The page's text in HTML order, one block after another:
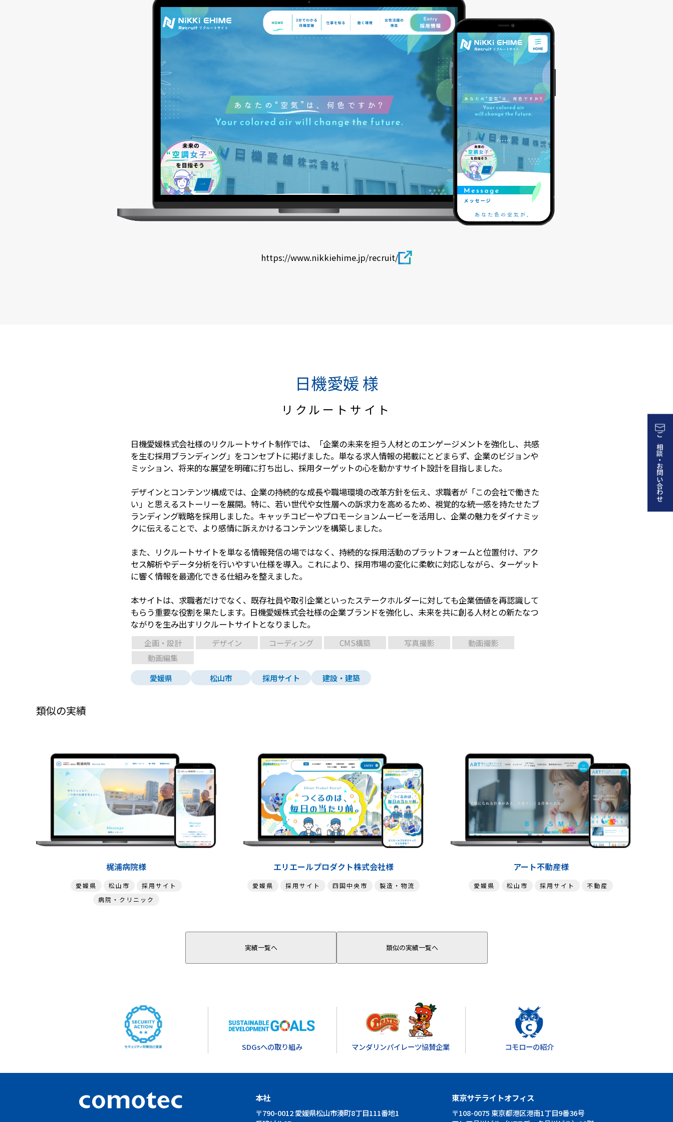
https://www.nikkiehime.jp/recruit/
日機愛媛 様
リクルートサイト
日機愛媛株式会社様のリクルートサイト制作では、「企業の未来を担う人材とのエンゲージメントを強化し、共感
を生む採用ブランディング」をコンセプトに掲げました。単なる求人情報の掲載にとどまらず、企業のビジョンや
ミッション、将来的な展望を明確に打ち出し、採用ターゲットの心を動かすサイト設計を目指しました。
デザインとコンテンツ構成では、企業の持続的な成長や職場環境の改革方針を伝え、求職者が「この会社で働きた
い」と思えるストーリーを展開。特に、若い世代や女性層への訴求力を高めるため、視覚的な統一感を持たせたブ
ランディング戦略を採用しました。キャッチコピーやプロモーションムービーを活用し、企業の魅力をダイナミッ
クに伝えることで、より感情に訴えかけるコンテンツを構築しました。
また、リクルートサイトを単なる情報発信の場ではなく、持続的な採用活動のプラットフォームと位置付け、アク
セス解析やデータ分析を行いやすい仕様を導入。これにより、採用市場の変化に柔軟に対応しながら、ターゲット
に響く情報を最適化できる仕組みを整えました。
本サイトは、求職者だけでなく、既存社員や取引企業といったステークホルダーに対しても企業価値を再認識して
もらう重要な役割を果たします。日機愛媛株式会社様の企業ブランドを強化し、未来を共に創る人材との新たなつ
ながりを生み出すリクルートサイトとなりました。
企画・設計 デザイン コーディング CMS構築 写真撮影
動画撮影
動画編集
愛媛県
松山市 採用サイト 建設・建築
類似の実績
サイトを見る
詳細を見る
梶浦病院様
愛媛県 松山市
採用サイト
病院・クリニック
サイトを見る
詳細を見る
エリエールプロダクト株式会社様
愛媛県 採用サイト 四国中央市 製造・物流
サイトを見る
詳細を見る
アート不動産様
愛媛県 松山市 採用サイト 不動産
実績一覧へ 類似の実績一覧へ
SDGsへの取り組み マンダリンパイレーツ協賛企業 コモローの紹介
本社
〒790-0012 愛媛県松山市湊町8丁目111番地1
東京サテライトオフィス
〒108-0075 東京都港区港南1丁目9番36号
ご相談・お問い合わせ